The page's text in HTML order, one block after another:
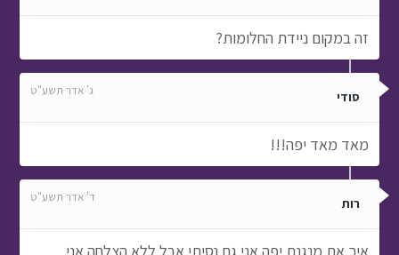
זה במקום ניידת החלומות?
סודי ג' אדר תשע"ט
מאד מאד יפה!!!
רות ד' אדר תשע"ט